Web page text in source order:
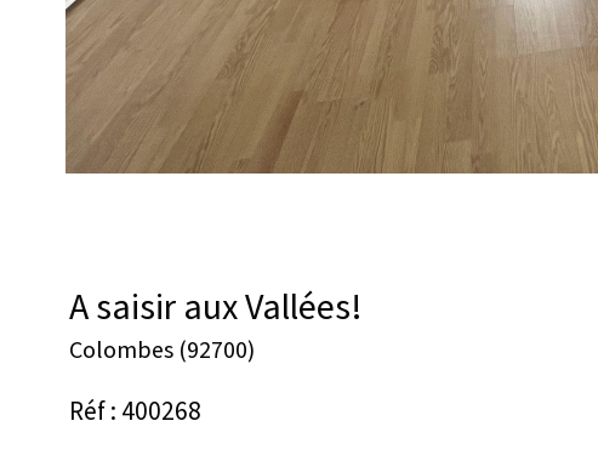
A saisir aux Vallées!
Colombes (92700)
Réf : 400268